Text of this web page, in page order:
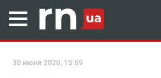
30 июня 2020, 15:59